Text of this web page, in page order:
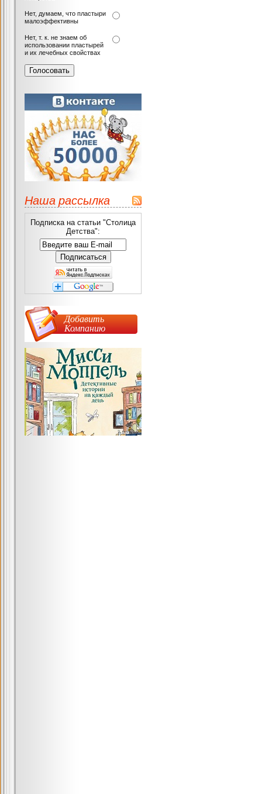
Нет, думаем, что пластыри
малоэффективны
Нет, т. к. не знаем об
использовании пластырей
и их лечебных свойствах
Наша рассылка
Подписка на статьи "Столица
Детства":
Добавить
Компанию